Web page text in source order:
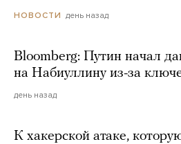
НОВОСТИ день назад
Bloomberg: Путин начал
на Набиуллину из-за
день назад
К хакерской атаке,